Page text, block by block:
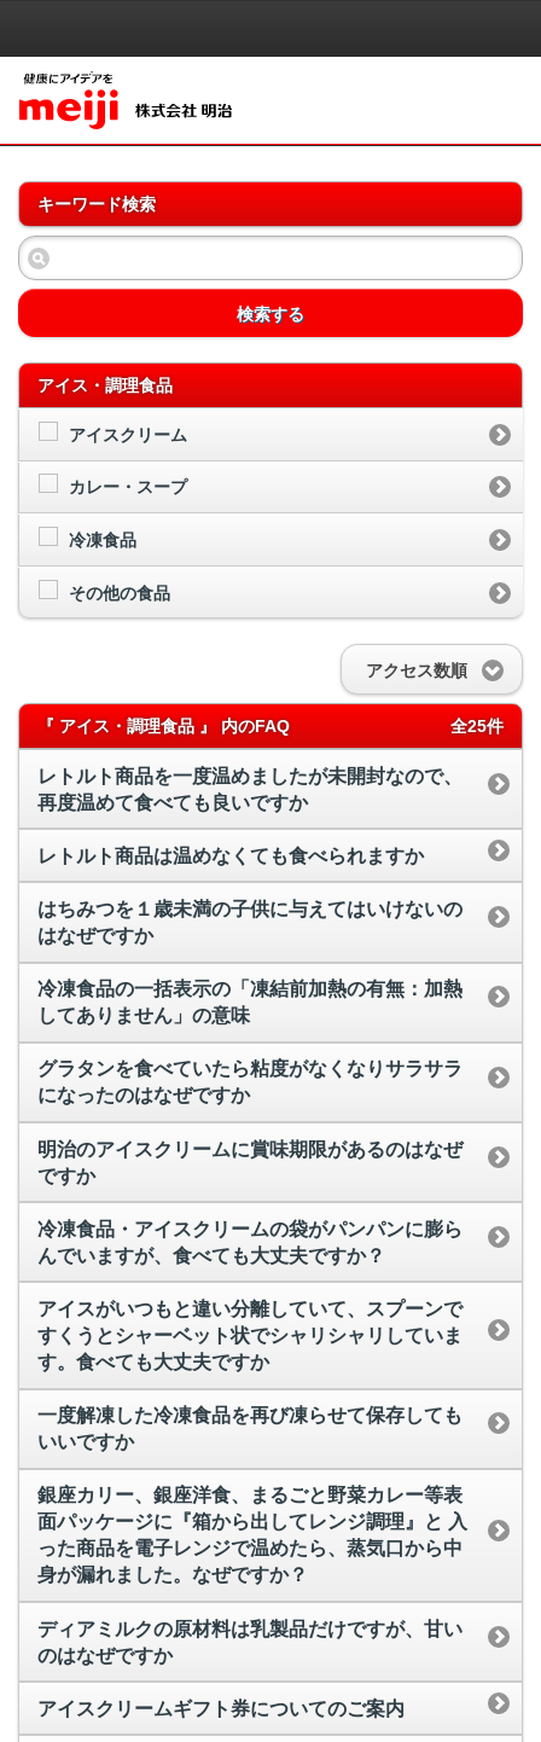
キーワード検索
検索する
アイス・調理食品
アイスクリーム
カレー・スープ
冷凍食品
その他の食品
アクセス数順
『 アイス・調理食品 』 内のFAQ 全25件
レトルト商品を一度温めましたが未開封なので、
再度温めて食べても良いですか
レトルト商品は温めなくても食べられますか
はちみつを１歳未満の子供に与えてはいけないの
はなぜですか
冷凍食品の一括表示の「凍結前加熱の有無：加熱
してありません」の意味
グラタンを食べていたら粘度がなくなりサラサラ
になったのはなぜですか
明治のアイスクリームに賞味期限があるのはなぜ
ですか
冷凍食品・アイスクリームの袋がパンパンに膨ら
んでいますが、食べても大丈夫ですか？
アイスがいつもと違い分離していて、スプーンで
すくうとシャーベット状でシャリシャリしていま
す。食べても大丈夫ですか
一度解凍した冷凍食品を再び凍らせて保存しても
いいですか
銀座カリー、銀座洋食、まるごと野菜カレー等表
面パッケージに『箱から出してレンジ調理』と 入
った商品を電子レンジで温めたら、蒸気口から中
身が漏れました。なぜですか？
ディアミルクの原材料は乳製品だけですが、甘い
のはなぜですか
アイスクリームギフト券についてのご案内